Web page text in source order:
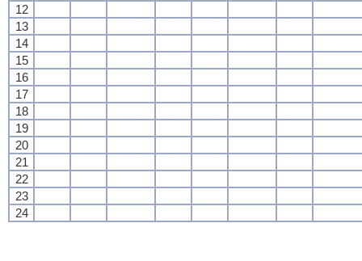
12
13
14
15
16
17
18
19
20
21
22
23
24